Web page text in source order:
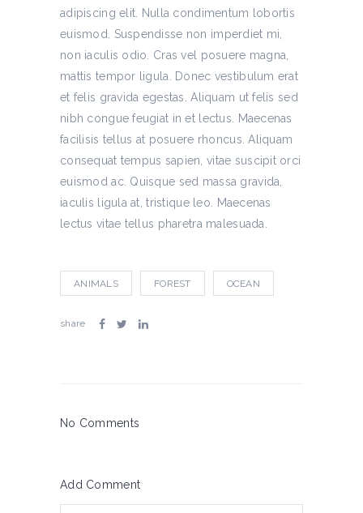
adipiscing elit. Nulla condimentum lobortis
euismod. Suspendisse non imperdiet mi,
non iaculis odio. Cras vel posuere magna,
mattis tempor ligula. Donec vestibulum erat
et felis gravida egestas. Aliquam ut felis sed
nibh congue feugiat in et lectus. Maecenas
facilisis tellus at posuere rhoncus. Aliquam
consequat tempus sapien, vitae suscipit orci
euismod ac. Quisque sed massa gravida,
iaculis ligula at, tristique leo. Maecenas
lectus vitae tellus pharetra malesuada.
ANIMALS FOREST OCEAN
share
No Comments
Add Comment